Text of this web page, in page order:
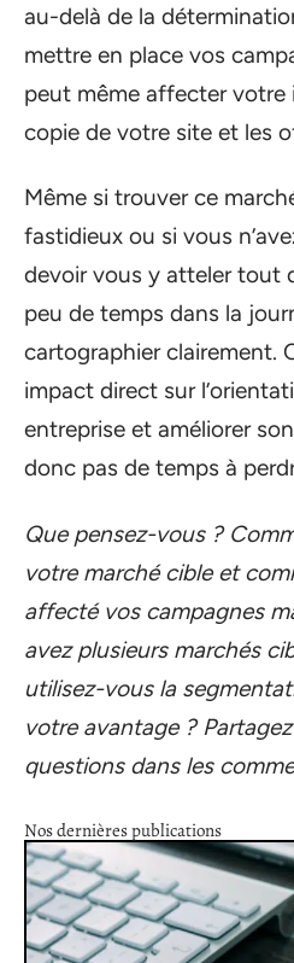
au-delà de la
mettre en place vos
peut même affecter votre
copie de votre site et les
Même si trouver ce
fastidieux ou si vous
devoir vous y atteler tout
peu de temps dans la
cartographier clairement.
impact direct sur
entreprise et améliorer
donc pas de temps à
Que pensez-vous ?
votre marché cible et
affecté vos campagnes
avez plusieurs marchés
utilisez-vous la
votre avantage ?
questions dans les
Nos dernières publications